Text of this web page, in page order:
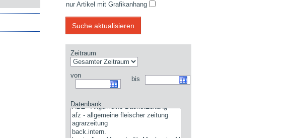
nur Artikel mit Grafikanhang
Zeitraum
von bis
Datenbank